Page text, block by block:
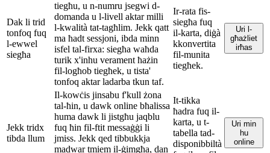
Dak li trid
tonfoq fuq
l-ewwel
siegħa
tiegħu, u n-numru jsegwi d-
domanda u l-livell aktar milli
l-kwalità tat-tagħlim. Jekk qatt
ma ħadt sessjoni, ibda minn
isfel tal-firxa: siegħa waħda
turik x'inhu verament ħażin
fil-logħob tiegħek, u tista'
tonfoq aktar ladarba tkun taf.
Ir-rata fis-
siegħa fuq
il-karta, diġà
kkonvertita
fil-munita
tiegħek.
Uri l-
għażliet
irħas
Jekk tridx
tibda llum
Il-kowċis jinsabu f'kull żona
tal-ħin, u dawk online bħalissa
huma dawk li jistgħu jaqblu
fuq ħin fil-ftit messaġġi li
jmiss. Jekk qed tibbukkja
madwar tmiem il-ġimgħa, dan
It-tikka
ħadra fuq il-
karta, u t-
tabella tad-
disponibbiltà
Uri min
hu
online